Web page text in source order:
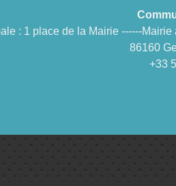
: 1 place de la Mairie ------
86160
+33